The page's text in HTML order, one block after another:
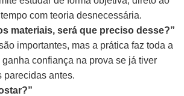
com teoria desnecessária.
materiais, será que preciso desse?”
importantes, mas a prática faz toda a
confiança na prova se já tiver
parecidas antes.